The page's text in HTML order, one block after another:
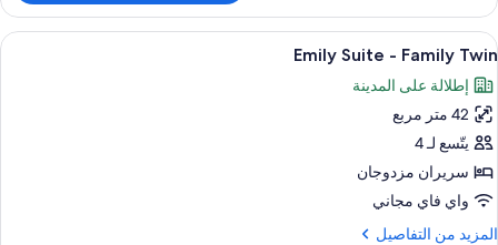
Emily
Suite
-
استعراض
جميع
صور
Emily
Suite
-
Family
Twin
أغطية فراش متميزة وألحفة محشوة
5
Emily Suite - Family Twin
إطلالة على المدينة
42 متر مربع
يتّسع لـ 4
سريران مزدوجان
واي فاي مجاني
المزيد من التفاصيل
المزيد